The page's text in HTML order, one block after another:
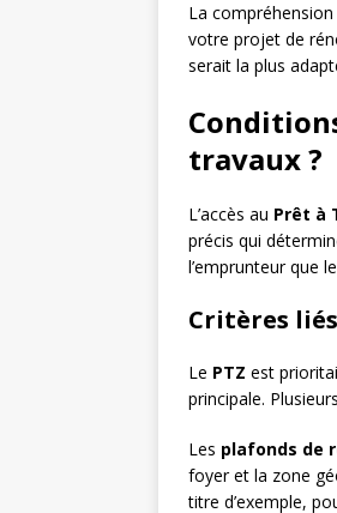
La
votre projet de
serait la plus
travaux ?
L’accès au Prêt à
précis qui
l’emprunteur que
Critères
Le PTZ est
principale.
Les plafonds de
foyer et la zone
titre d’exemple,